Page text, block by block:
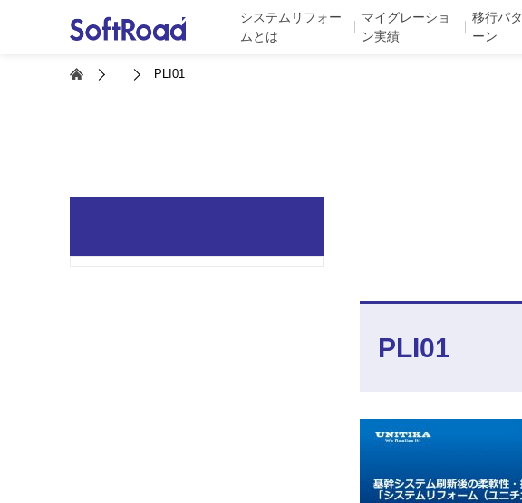
システムリフォー
ムとは
マイグレーショ
ン実績
移行パタ
ーン
PLI01
PLI01